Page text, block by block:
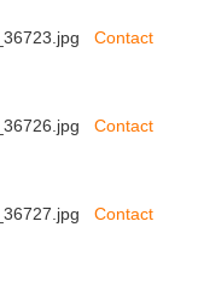
Contact
Contact
Contact